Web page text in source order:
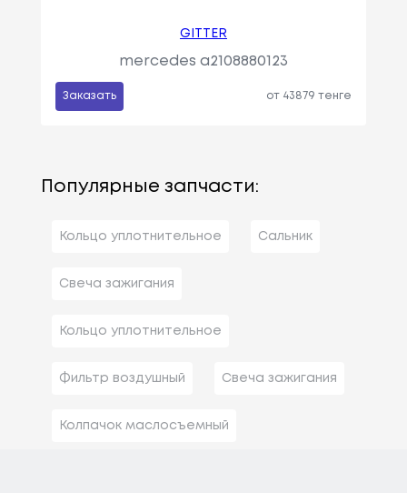
GITTER
mercedes a2108880123
Заказать от 43879 тенге
Популярные запчасти:
Кольцо уплотнительное Сальник
Свеча зажигания
Кольцо уплотнительное
Фильтр воздушный Свеча зажигания
Колпачок маслосъемный